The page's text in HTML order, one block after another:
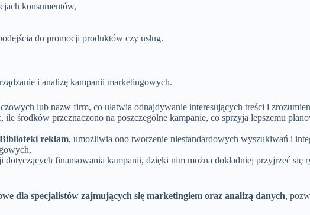
konsumentów,
do promocji produktów czy usług.
i analizę kampanii marketingowych.
lub nazw firm, co ułatwia odnajdywanie interesujących treści i
środków przeznaczono na poszczególne kampanie, co sprzyja lepszemu
reklam, umożliwia ono tworzenie niestandardowych wyszukiwań i
dotyczących finansowania kampanii, dzięki nim można dokładniej przyjrzeć
dla specjalistów zajmujących się marketingiem oraz analizą danych,